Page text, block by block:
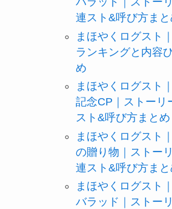
連スト&呼び方まと
まほやくログスト
ランキングと内容
め
まほやくログスト
記念CP｜ストーリ
スト&呼び方まとめ
まほやくログスト
の贈り物｜ストー
連スト&呼び方まと
まほやくログスト
バラッド｜ストー